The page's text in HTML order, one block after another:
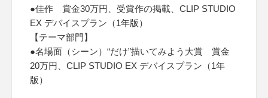
●佳作 賞金30万円、受賞作の掲載、CLIP STUDIO
EX デバイスプラン（1年版）
【テーマ部門】
●名場面（シーン）“だけ”描いてみよう大賞 賞金
20万円、CLIP STUDIO EX デバイスプラン（1年
版）